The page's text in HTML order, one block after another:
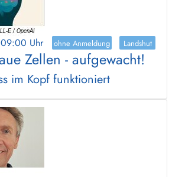
Uhr ohne Anmeldung Landshut
Zellen - aufgewacht!
im Kopf funktioniert